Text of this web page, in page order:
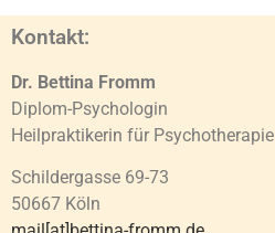
Kontakt:
Dr. Bettina Fromm
Diplom-Psychologin
Heilpraktikerin für Psychotherapie
Schildergasse 69-73
50667 Köln